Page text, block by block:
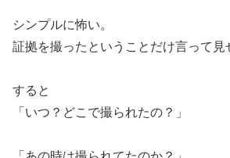
シンプルに怖い。
証拠を撮ったということだけ言って見
すると
「いつ？どこで撮られたの？」